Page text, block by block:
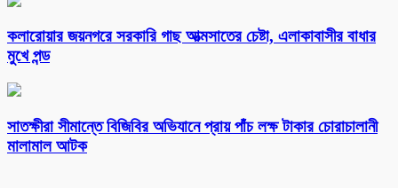
কলারোয়ার জয়নগরে সরকারি গাছ আত্মসাতের চেষ্টা, এলাকাবাসীর বাধার
মুখে পন্ড
সাতক্ষীরা সীমান্তে বিজিবির অভিযানে প্রায় পাঁচ লক্ষ টাকার চোরাচালানী
মালামাল আটক